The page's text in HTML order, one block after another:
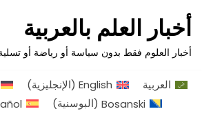
تخطى
إلى
أخبار العلم بالعربية
أخبار العلوم فقط بدون سياسة أو رياضة أو
العربية English
(الإنجليزية)
Bosanski
(البوسنية)